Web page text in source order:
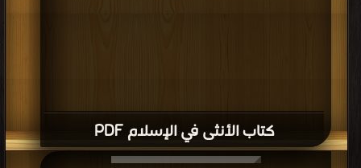
كتاب الأنثى في الإسلام PDF